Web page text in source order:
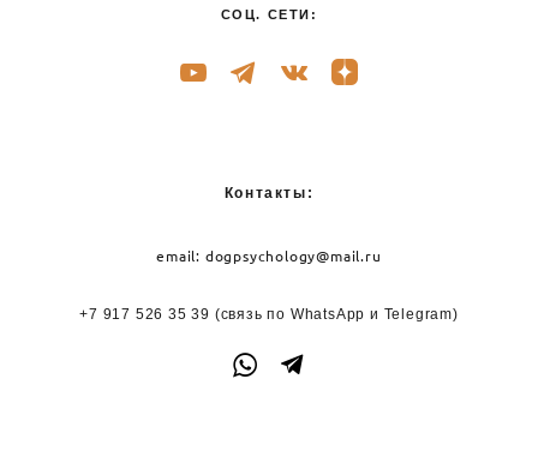
СОЦ. СЕТИ:
Контакты:
email: dogpsychology@mail.ru
+7 917 526 35 39 (связь по WhatsApp и Telegram)